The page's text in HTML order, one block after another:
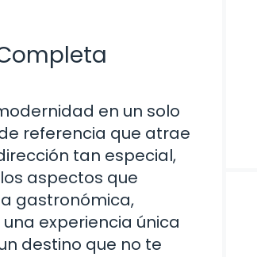
en un solo
referencia que atrae
tan especial,
aspectos que
gastronómica,
experiencia única
destino que no te